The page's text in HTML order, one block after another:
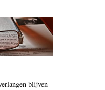
blijven